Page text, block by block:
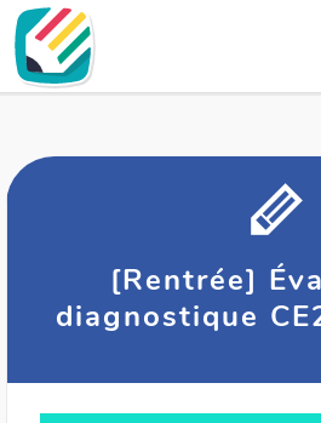
[Rentrée]
diagnostique